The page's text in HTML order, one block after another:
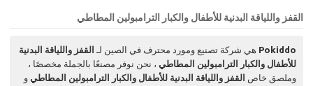
القفز واللياقة البدنية للأطفال والكبار الترامبولين المطاطي
Pokiddo هي شركة تصنيع ومورد محترف في الصين لـ القفز واللياقة البدنية
للأطفال والكبار الترامبولين المطاطي ، نحن نوفر مصنعًا بالجملة مخصصًا ،
وملصق خاص القفز واللياقة البدنية للأطفال والكبار الترامبولين المطاطي و